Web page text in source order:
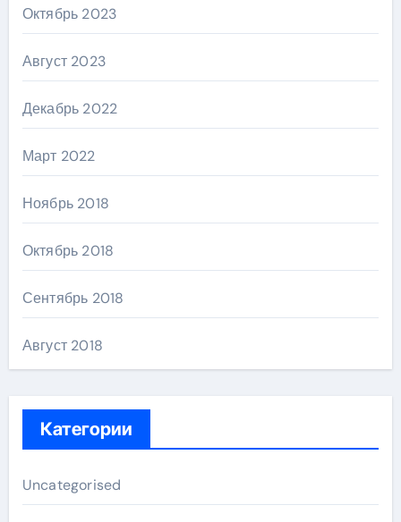
Октябрь 2023
Август 2023
Декабрь 2022
Март 2022
Ноябрь 2018
Октябрь 2018
Сентябрь 2018
Август 2018
Категории
Uncategorised